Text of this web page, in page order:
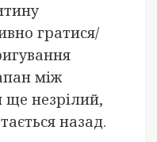
гратися/
між
ще незрілий,
назад.